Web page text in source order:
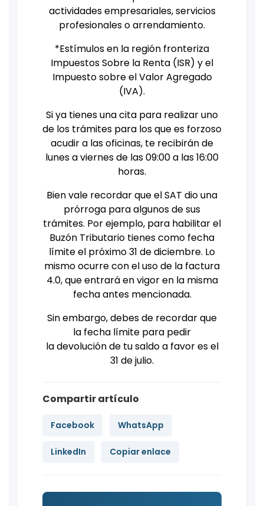
actividades empresariales, servicios
profesionales o arrendamiento.
*Estímulos en la región fronteriza
Impuestos Sobre la Renta (ISR) y el
Impuesto sobre el Valor Agregado
(IVA).
Si ya tienes una cita para realizar uno
de los trámites para los que es forzoso
acudir a las oficinas, te recibirán de
lunes a viernes de las 09:00 a las 16:00
horas.
Bien vale recordar que el SAT dio una
prórroga para algunos de sus
trámites. Por ejemplo, para habilitar el
Buzón Tributario tienes como fecha
límite el próximo 31 de diciembre. Lo
mismo ocurre con el uso de la factura
4.0, que entrará en vigor en la misma
fecha antes mencionada.
Sin embargo, debes de recordar que
la fecha límite para pedir
la devolución de tu saldo a favor es el
31 de julio.
Compartir artículo
Facebook WhatsApp
LinkedIn Copiar enlace